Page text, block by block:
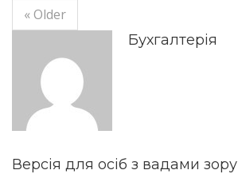
« Older
Бухгалтерія
Версія для осіб з вадами зору